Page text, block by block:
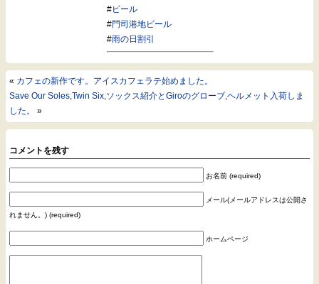
#ビール
#門司港地ビール
#雨の日割引
« カフェの新作です。アイスカフェラテ始めました。
Save Our Soles,Twin Six,ソックス紹介とGiroのグローブ,ヘルメット入荷しま
した。
»
コメントを残す
お名前 (required)
メール(メールアドレスは公開さ
れません。) (required)
ホームページ